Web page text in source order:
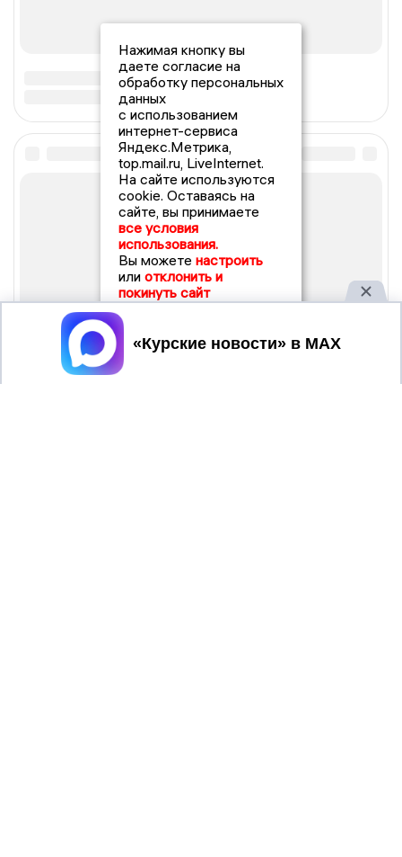
Нажимая кнопку вы
даете согласие на
обработку персональных
данных
с использованием
интернет-сервиса
Яндекс.Метрика,
top.mail.ru, LiveInternet.
На сайте используются
cookie. Оставаясь на
сайте, вы принимаете
все условия
использования.
Вы можете настроить
или отклонить и
покинуть сайт
Принять